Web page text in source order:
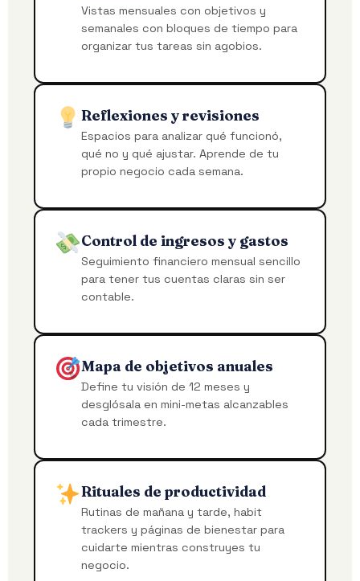
Vistas mensuales con objetivos y
semanales con bloques de tiempo para
organizar tus tareas sin agobios.
Reflexiones y revisiones
Espacios para analizar qué funcionó,
qué no y qué ajustar. Aprende de tu
propio negocio cada semana.
Control de ingresos y gastos
Seguimiento financiero mensual sencillo
para tener tus cuentas claras sin ser
contable.
Mapa de objetivos anuales
Define tu visión de 12 meses y
desglósala en mini-metas alcanzables
cada trimestre.
Rituales de productividad
Rutinas de mañana y tarde, habit
trackers y páginas de bienestar para
cuidarte mientras construyes tu
negocio.